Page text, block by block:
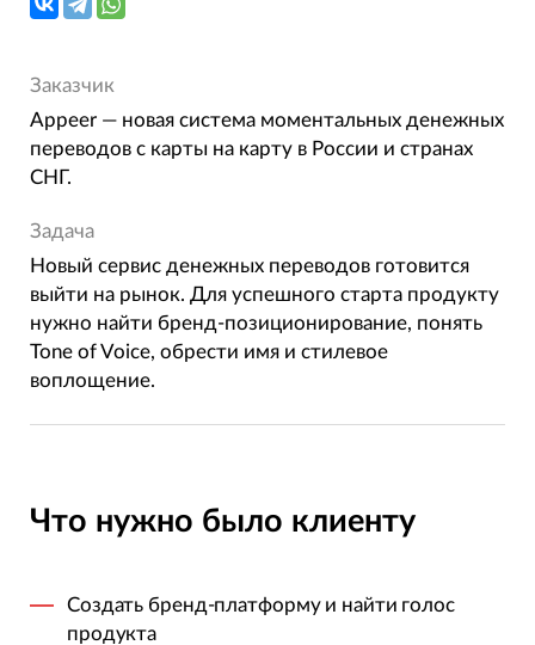
Заказчик
Appeer — новая система моментальных денежных
переводов с карты на карту в России и странах
СНГ.
Задача
Новый сервис денежных переводов готовится
выйти на рынок. Для успешного старта продукту
нужно найти бренд-позиционирование, понять
Tone of Voice, обрести имя и стилевое
воплощение.
Что нужно было клиенту
Создать бренд-платформу и найти голос
продукта